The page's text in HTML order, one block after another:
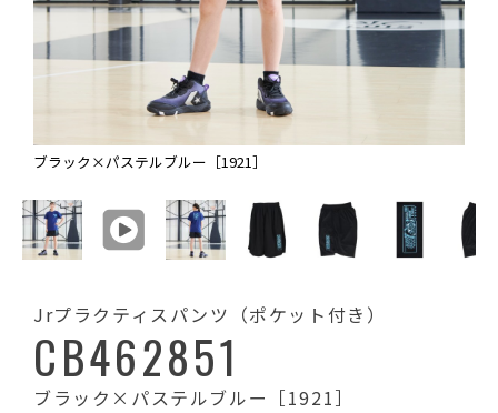
ブラック×パステルブルー［1921］
Jrプラクティスパンツ（ポケット付き）
CB462851
ブラック×パステルブルー［1921］